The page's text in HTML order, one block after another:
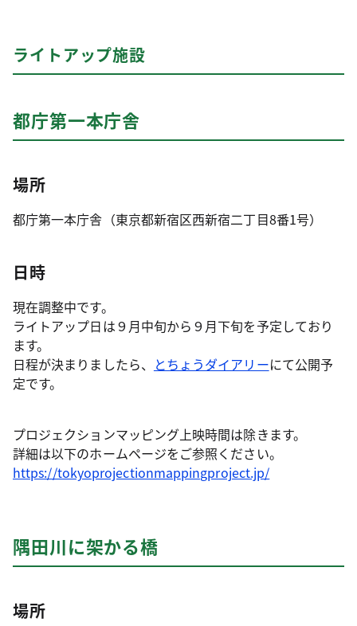
ライトアップ施設
都庁第一本庁舎
場所
都庁第一本庁舎（東京都新宿区西新宿二丁目8番1号）
日時
現在調整中です。
ライトアップ日は９月中旬から９月下旬を予定しており
ます。
日程が決まりましたら、 とちょうダイアリーにて公開予
定です。
プロジェクションマッピング上映時間は除きます。
詳細は以下のホームページをご参照ください。
https://tokyoprojectionmappingproject.jp/
隅田川に架かる橋
場所